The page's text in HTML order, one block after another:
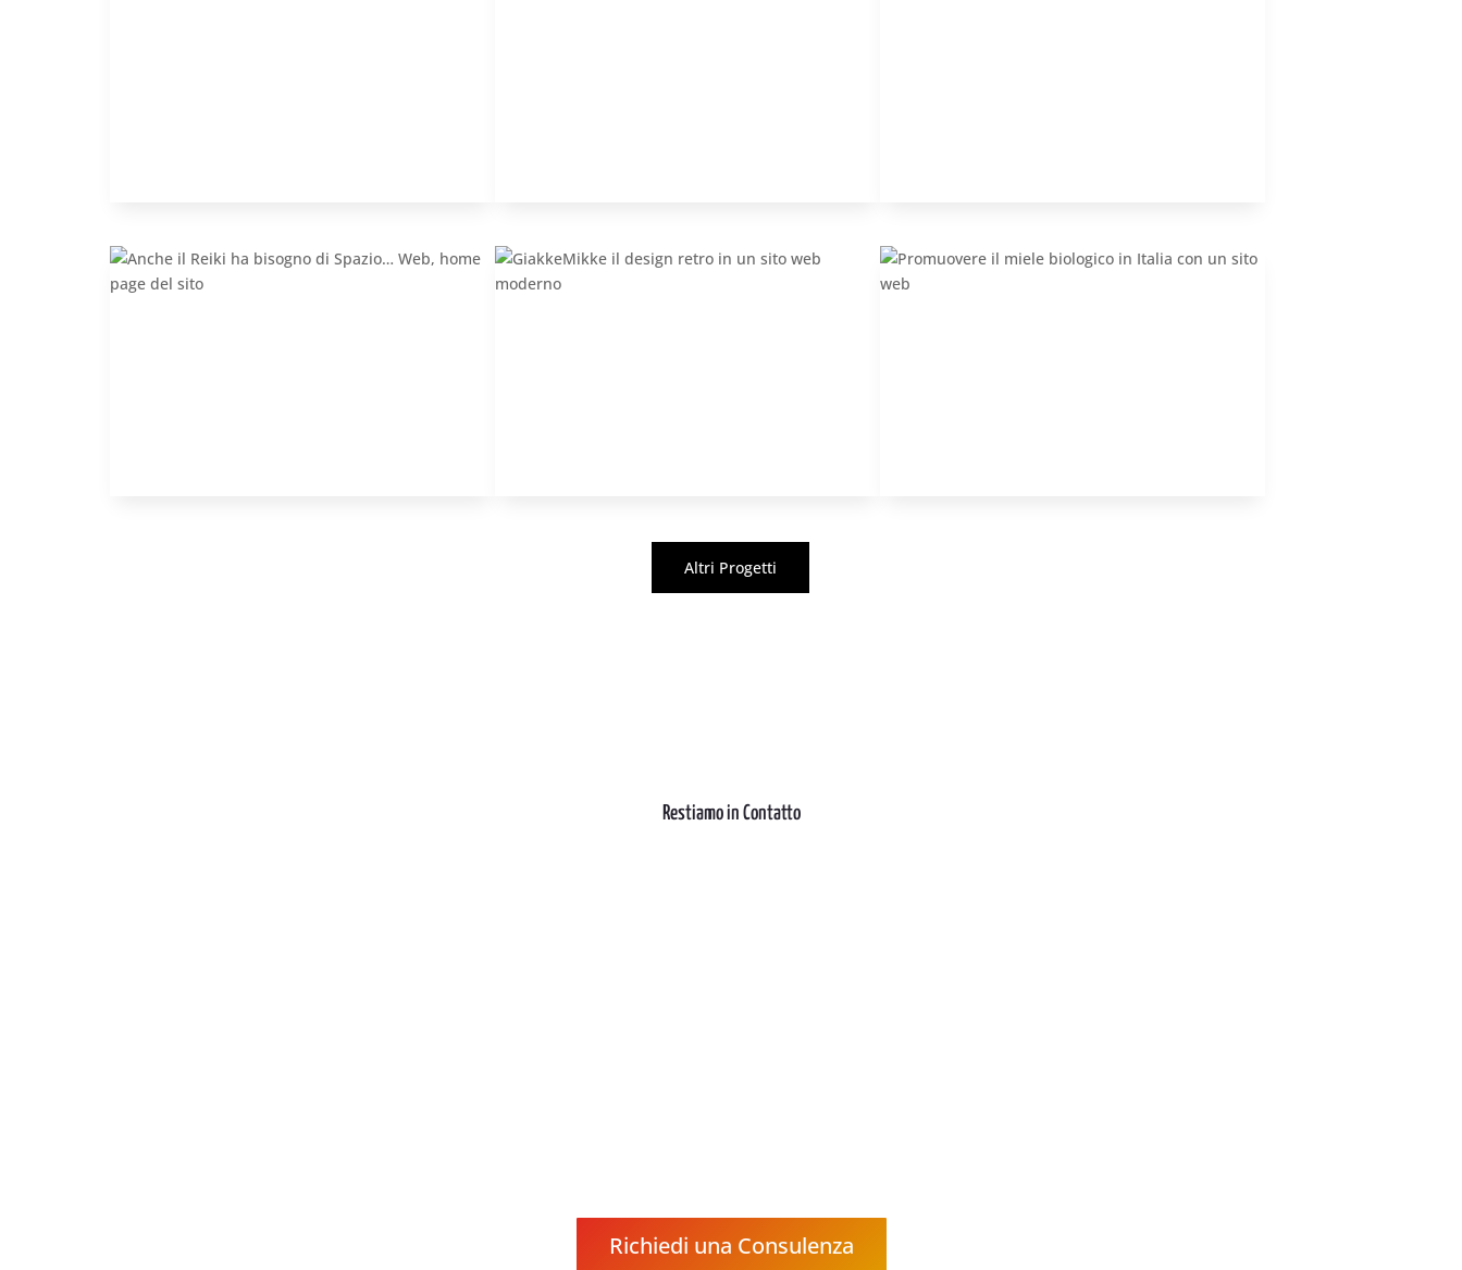
Altri Progetti
Restiamo in Contatto
Richiedi una Consulenza